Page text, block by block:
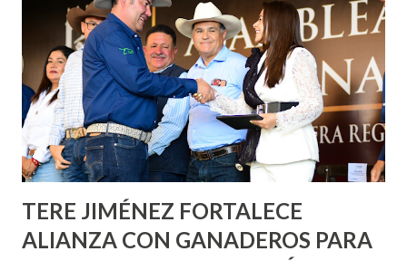
metros cuadrados de pintura, para dar inicio en la calle
Nieto, entre Jesús F. Elizondo y la calle 22 de Octubre, con
lo que se aplicará pintura en 66 casas. Posteriormente se
llevará este programa a Villas de Nuestra Señora de la
Asunción, Avenida Alameda y Decreto 27 de Septiembre, en
los edificios FOVISSSTE Ojo de Agua, en la comunidad
Norias de Paso Hondo y en los edificios de...
TERE JIMÉNEZ FORTALECE
ALIANZA CON GANADEROS PARA